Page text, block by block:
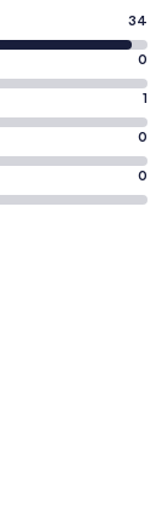
34
0
1
0
0